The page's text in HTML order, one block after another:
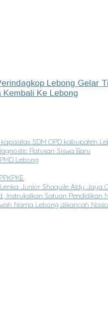
Lebong Gelar
Ke Lebong
SDM OPD kabupaten
Ratusan Siswa Baru
Lebong
Junior Shaquile Aldy Jaya
Instruksikan Satuan
Nama Lebong dikancah